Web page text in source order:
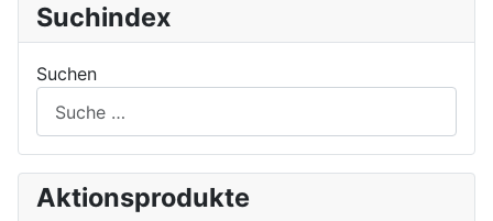
Suchindex
Suchen
Aktionsprodukte